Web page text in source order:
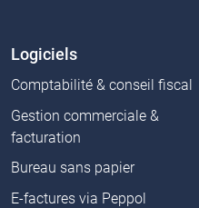
Logiciels
Comptabilité & conseil fiscal
Gestion commerciale &
facturation
Bureau sans papier
E-factures via Peppol